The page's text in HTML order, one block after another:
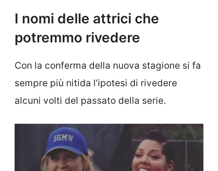
I nomi delle attrici che
potremmo rivedere
Con la conferma della nuova stagione si fa
sempre più nitida l’ipotesi di rivedere
alcuni volti del passato della serie.